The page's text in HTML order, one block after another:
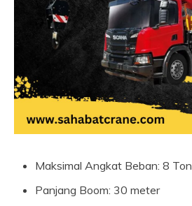
Maksimal Angkat Beban: 8 Ton
Panjang Boom: 30 meter